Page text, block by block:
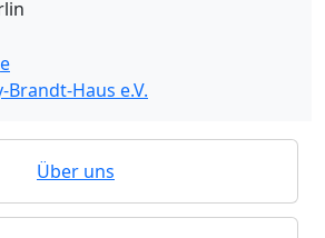
Haus e.V.
Über uns